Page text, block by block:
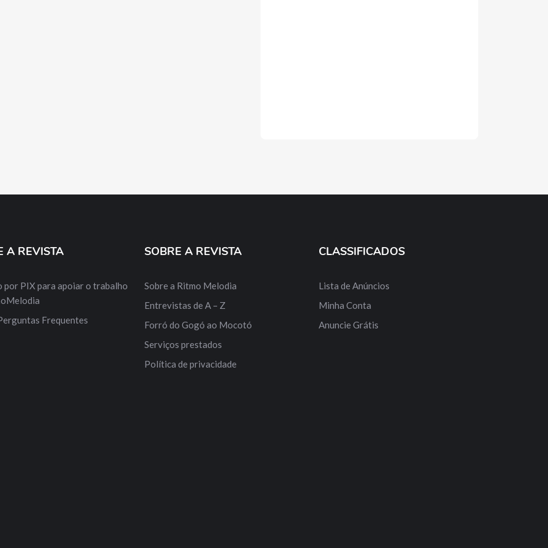
A REVISTA
por PIX para apoiar o trabalho
Frequentes
SOBRE A REVISTA
Sobre a Ritmo Melodia
Entrevistas de A – Z
Forró do Gogó ao Mocotó
Serviços prestados
Política de privacidade
CLASSIFICADOS
Lista de Anúncios
Minha Conta
Anuncie Grátis